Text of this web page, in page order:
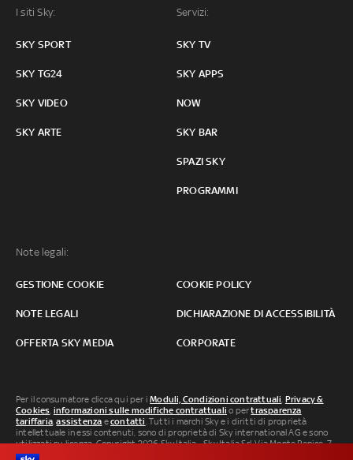
I siti Sky:
SKY SPORT
SKY TG24
SKY VIDEO
SKY ARTE
Servizi:
SKY TV
SKY APPS
NOW
SKY BAR
SPAZI SKY
PROGRAMMI
Note legali:
GESTIONE COOKIE COOKIE POLICY
NOTE LEGALI DICHIARAZIONE DI ACCESSIBILITÀ
OFFERTA SKY MEDIA CORPORATE
Per il consumatore clicca qui per iModuli, Condizioni contrattuali, Privacy &
Cookies, informazioni sulle modifiche contrattuali o pertrasparenza
tariffaria,assistenza econtatti. Tutti i marchi Sky e i diritti di proprietà
intellettuale in essi contenuti, sono di proprietà di Sky international AG e sono
utilizzati su licenza. Copyright 2026 Sky Italia - Sky Italia Srl Via Monte Penice, 7 -
20138 Milano P.IVA 04619241005. SkyTG24: ISSN 3035-1537 e SkySport: ISSN